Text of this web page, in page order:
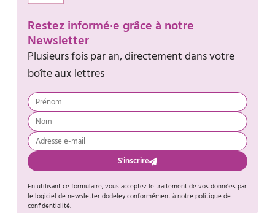
Restez informé·e grâce à notre
Newsletter
Plusieurs fois par an, directement dans votre
boîte aux lettres
S'inscrire
En utilisant ce formulaire, vous acceptez le traitement de vos données par
le logiciel de newsletterdodeleyconformément à notre politique de
confidentialité.